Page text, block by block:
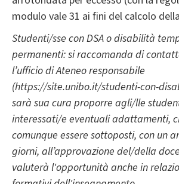
modulo vale 31 ai fini del calcolo
Studenti/sse con DSA o disabilità
permanenti: si raccomanda di
l’ufficio di Ateneo responsabile
(https://site.unibo.it/studenti-con-
sarà sua cura proporre agli/lle
interessati/e eventuali adattamenti,
comunque essere sottoposti, con un
giorni, all’approvazione del/della
valuterà l'opportunità anche in